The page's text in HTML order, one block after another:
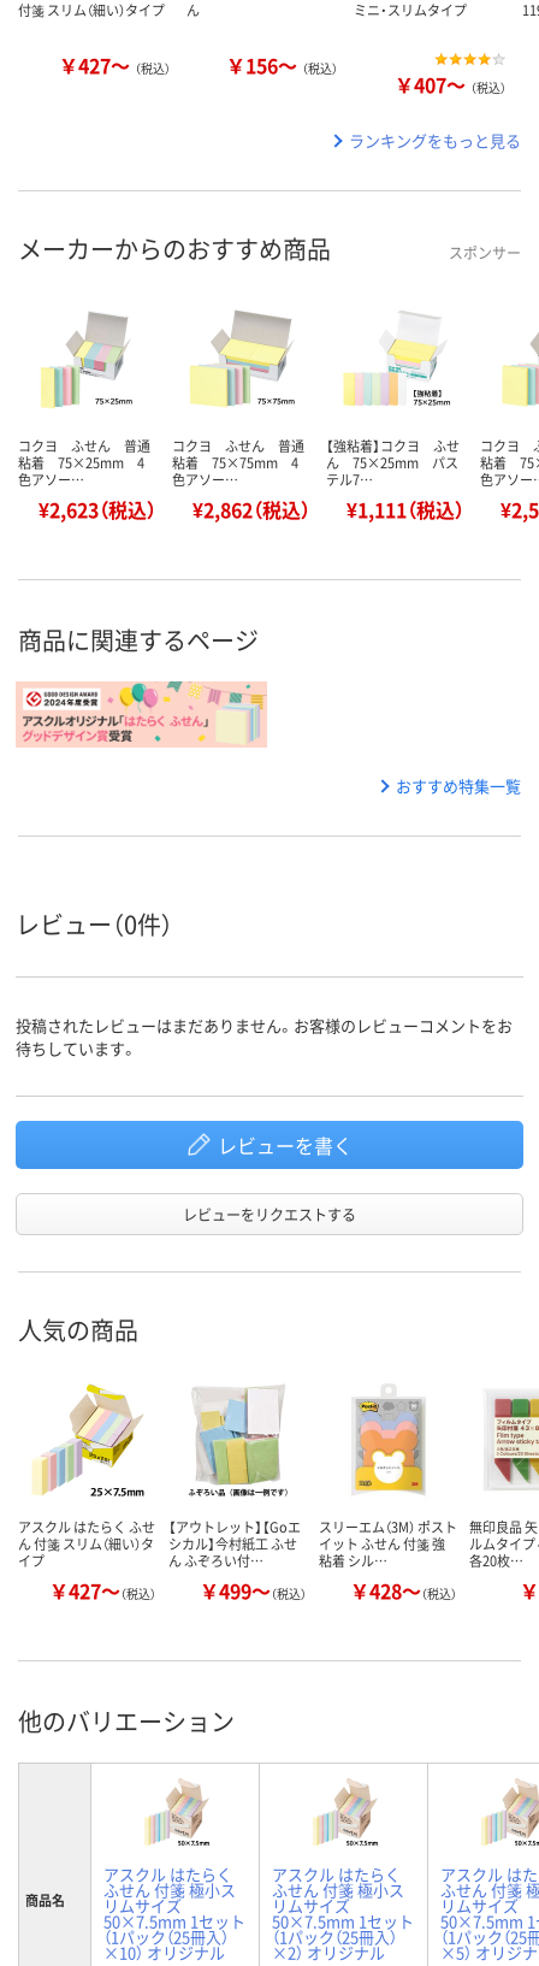
付箋 スリム（細い）タイプ
￥427～ （税込）
ん
￥156～ （税込）
ミニ・スリムタイプ
￥407～ （税込）
ランキングをもっと見る
メーカーからのおすすめ商品 スポンサー
コクヨ ふせん 普通
粘着 75×25mm 4
色アソー…
¥2,623（税込）
コクヨ ふせん 普通
粘着 75×75mm 4
色アソー…
¥2,862（税込）
【強粘着】コクヨ ふせ
ん 75×25mm パス
テル7…
¥1,111（税込）
コクヨ
粘着
色アソ
商品に関連するページ
おすすめ特集一覧
レビュー（0件）
投稿されたレビューはまだありません。お客様のレビューコメントをお
待ちしています。
レビューを書く
レビューをリクエストする
人気の商品
アスクル はたらく ふせ
ん 付箋 スリム（細い）タ
イプ
￥427～（税込）
【アウトレット】【Goエ
シカル】今村紙工 ふせ
ん ふぞろい付…
￥499～（税込）
スリーエム（3M） ポスト
イット ふせん 付箋 強
粘着 シル…
￥428～（税込）
無印良品
ルムタイプ
各20枚…
他のバリエーション
商品名
アスクル はたらく
ふせん 付箋 極小ス
リムサイズ
50×7.5mm 1セット
（1パック（25冊入）
×10） オリジナル
アスクル はたらく
ふせん 付箋 極小ス
リムサイズ
50×7.5mm 1セット
（1パック（25冊入）
×2） オリジナル
アスクル は
ふせん 付箋
リムサイズ
50×7.5mm 1
（1パック（25
×5） オリジ